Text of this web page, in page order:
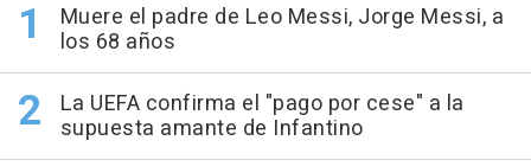
Muere el padre de Leo Messi, Jorge Messi, a
los 68 años
La UEFA confirma el "pago por cese" a la
supuesta amante de Infantino